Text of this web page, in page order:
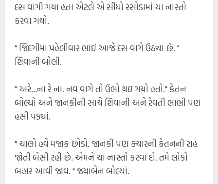
દસ વાગી ગયા હતા એટલે એ સીધો રસોડામાં ચા નાસ્તો
કરવા ગયો.
" જિંદગીમાં પહેલીવાર ભાઈ આજે દસ વાગે ઉઠ્યા છે. "
શિવાની બોલી.
" અરે...ના રે ના. નવ વાગે તો ઉભો થઇ ગયો હતો." કેતન
બોલ્યો અને જાનકીની સાથે શિવાની અને રેવતી ભાભી પણ
હસી પડ્યાં.
" ચાલો હવે મજાક છોડો. જાનકી પણ ક્યારની કેતનની રાહ
જોતી બેસી રહી છે. એમને ચા નાસ્તો કરવા દો. તમે લોકો
બહાર આવી જાવ. " જયાબેન બોલ્યાં.